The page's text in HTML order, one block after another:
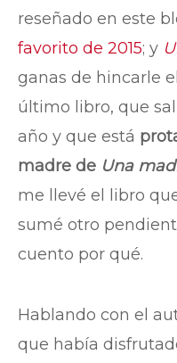
reseñado en este
favorito de 2015; y
ganas de hincarle
último libro, que
año y que está
madre de Una
me llevé el libro
sumé otro
cuento por qué.
Hablando con el
que había